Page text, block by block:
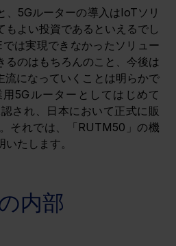
、5Gルーターの導入はIoTソリ
もよい投資であるといえるでし
は実現できなかったソリュー
るのはもちろんのこと、今後は
流になっていくことは明らかで
5Gルーターとしてはじめて
され、日本において正式に販
それでは、「RUTM50」の機
たします。
内部